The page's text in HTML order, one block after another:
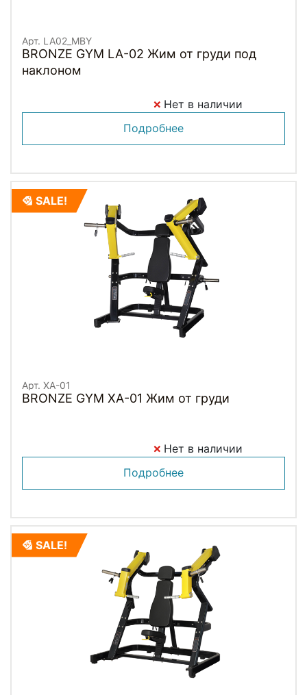
Арт. LA02_MBY
BRONZE GYM LA-02 Жим от груди под
наклоном
Нет в наличии
Подробнее
SALE!
Арт. XA-01
BRONZE GYM XA-01 Жим от груди
Нет в наличии
Подробнее
SALE!